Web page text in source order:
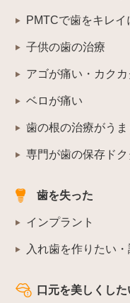
PMTCで歯をキレイ
子供の歯の治療
アゴが痛い・カクカ
ベロが痛い
歯の根の治療がう
専門が歯の保存ド
歯を失った
インプラント
入れ歯を作りたい
口元を美しくした